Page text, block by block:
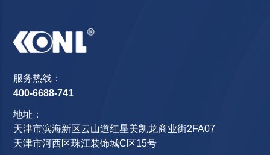
服务热线：
400-6688-741
地址：
天津市滨海新区云山道红星美凯龙商业街2FA07
天津市河西区珠江装饰城C区15号